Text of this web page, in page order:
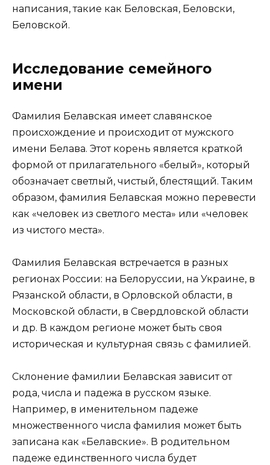
написания, такие как Беловская, Беловски,
Беловской.
Исследование семейного
имени
Фамилия Белавская имеет славянское
происхождение и происходит от мужского
имени Белава. Этот корень является краткой
формой от прилагательного «белый», который
обозначает светлый, чистый, блестящий. Таким
образом, фамилия Белавская можно перевести
как «человек из светлого места» или «человек
из чистого места».
Фамилия Белавская встречается в разных
регионах России: на Белоруссии, на Украине, в
Рязанской области, в Орловской области, в
Московской области, в Свердловской области
и др. В каждом регионе может быть своя
историческая и культурная связь с фамилией.
Склонение фамилии Белавская зависит от
рода, числа и падежа в русском языке.
Например, в именительном падеже
множественного числа фамилия может быть
записана как «Белавские». В родительном
падеже единственного числа будет